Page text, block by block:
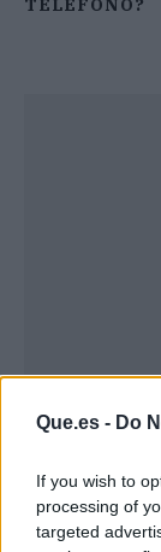
Que.es - Do
If you wish to
processing of
targeted
TELÉFONO?